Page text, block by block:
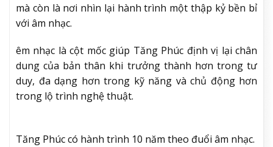
mà còn là nơi nhìn lại hành trình một thập kỷ bền bỉ
với âm nhạc.
êm nhạc là cột mốc giúp Tăng Phúc định vị lại chân
dung của bản thân khi trưởng thành hơn trong tư
duy, đa dạng hơn trong kỹ năng và chủ động hơn
trong lộ trình nghệ thuật.
Tăng Phúc có hành trình 10 năm theo đuổi âm nhạc.